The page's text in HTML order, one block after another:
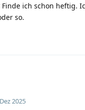
Finde ich schon heftig.
so.
2025